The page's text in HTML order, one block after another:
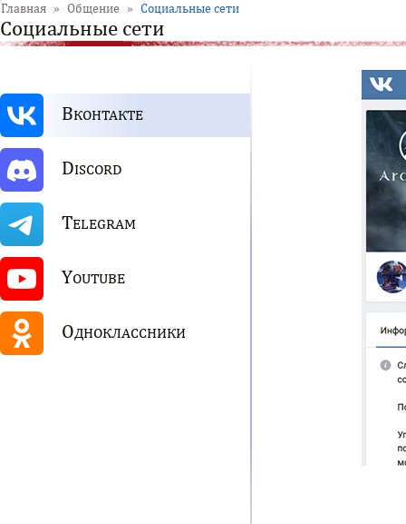
Главная » Общение » Социальные сети
Социальные сети
ВКОНТАКТЕ
DISCORD
TELEGRAM
YOUTUBE
ОДНОКЛАССНИКИ